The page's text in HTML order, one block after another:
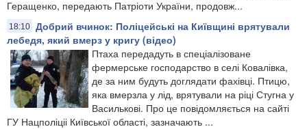
Геращенко, передають Патріоти України, продовж...
18:10 Добрий вчинок: Поліцейські на Київщині врятували
лебедя, який вмерз у кригу (відео)
Птаха передадуть в спеціалізоване
фермерське господарство в селі Ковалівка,
де за ним будуть доглядати фахівці. Птицю,
яка вмерзла у лід, врятували на ріці Стугна у
Василькові. Про це повідомляється на сайті
ГУ Нацполіціі Київської області, зазначають ...